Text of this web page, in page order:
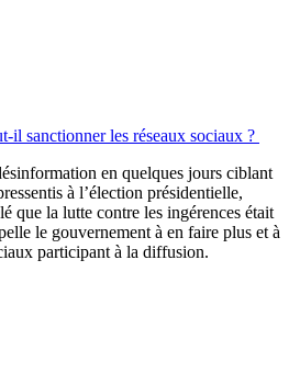
il sanctionner les réseaux sociaux ?
en quelques jours ciblant
à l’élection présidentielle,
que la lutte contre les ingérences était
le gouvernement à en faire plus et à
participant à la diffusion.